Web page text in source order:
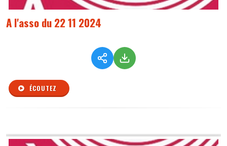
A l'asso du 22 11 2024
ÉCOUTEZ